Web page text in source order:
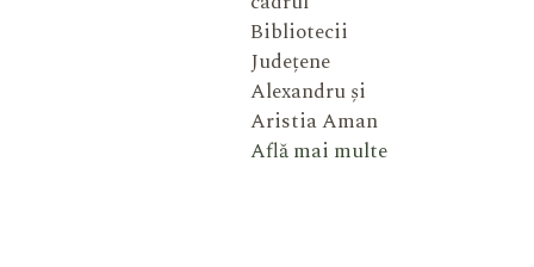
Bibliotecii
Județene
Alexandru și
Aristia Aman
Află mai multe